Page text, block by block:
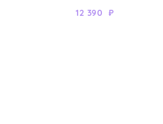
12 390 ₽